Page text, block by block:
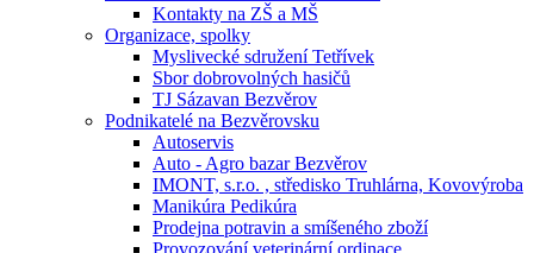
Kontakty na ZŠ a MŠ
Organizace, spolky
Myslivecké sdružení Tetřívek
Sbor dobrovolných hasičů
TJ Sázavan Bezvěrov
Podnikatelé na Bezvěrovsku
Autoservis
Auto - Agro bazar Bezvěrov
IMONT, s.r.o. , středisko Truhlárna, Kovovýroba
Manikúra Pedikúra
Prodejna potravin a smíšeného zboží
Provozování veterinární ordinace